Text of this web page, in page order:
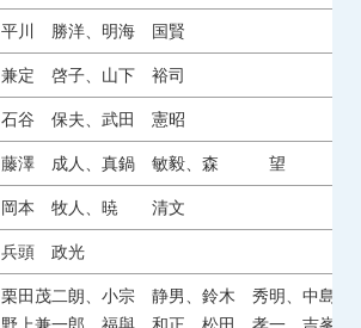
平川 勝洋、明海 国賢
兼定 啓子、山下 裕司
石谷 保夫、武田 憲昭
藤澤 成人、真鍋 敏毅、森 望
岡本 牧人、暁 清文
兵頭 政光
栗田茂二朗、小宗 静男、鈴木 秀明、中